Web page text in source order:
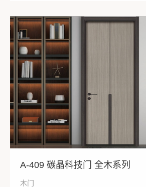
A-409 碳晶科技门 全木系列
木门